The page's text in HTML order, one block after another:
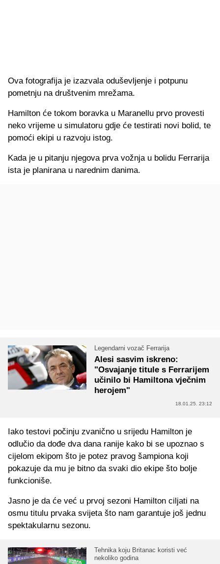
Ova fotografija je izazvala oduševljenje i potpunu
pometnju na društvenim mrežama.
Hamilton će tokom boravka u Maranellu prvo provesti
neko vrijeme u simulatoru gdje će testirati novi bolid, te
pomoći ekipi u razvoju istog.
Kada je u pitanju njegova prva vožnja u bolidu Ferrarija
ista je planirana u narednim danima.
Legendarni vozač Ferrarija
Alesi sasvim iskreno:
"Osvajanje titule s Ferrarijem
učinilo bi Hamiltona vječnim
herojem"
18.01.25. 23:12
Iako testovi počinju zvanično u srijedu Hamilton je
odlučio da dođe dva dana ranije kako bi se upoznao s
cijelom ekipom što je potez pravog šampiona koji
pokazuje da mu je bitno da svaki dio ekipe što bolje
funkcioniše.
Jasno je da će već u prvoj sezoni Hamilton ciljati na
osmu titulu prvaka svijeta što nam garantuje još jednu
spektakularnu sezonu.
Tehnika koju Britanac koristi već
nekoliko godina